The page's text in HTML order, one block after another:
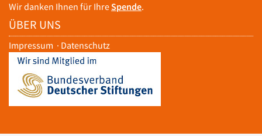
Wir danken Ihnen für IhreSpende.
ÜBER UNS
Impressum · Datenschutz